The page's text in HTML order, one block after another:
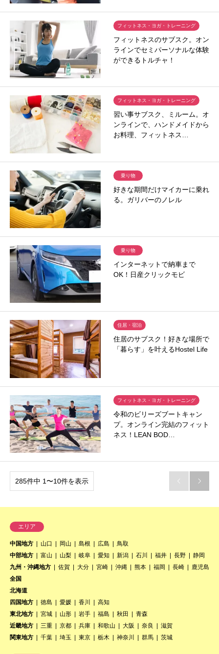
フィットネス・ヨガ・トレーニング
フィットネスのサブスク。オン
ラインでセミパーソナルな体験
ができるトルチャ！
フィットネス・ヨガ・トレーニング
習い事サブスク、ミルーム。オ
ンラインで、ハンドメイドから
お料理、フィットネス…
乗り物
好きな期間だけマイカーに乗れ
る。ガリバーのノレル
乗り物
インターネットで納車まで
OK！日産クリックモビ
住居・宿泊
住居のサブスク！好きな場所で
「暮らす」を叶えるHostel Life
フィットネス・ヨガ・トレーニング
令和のビリーズブートキャン
プ。オンライン完結のフィット
ネス！LEAN BOD…
285件中 1〜10件を表示  
エリア
中国地方 山口 岡山 島根 広島
鳥取
中部地方
富山 山梨 岐阜 愛知 新潟 石川 福井 長野
静岡
九州・沖縄地方
佐賀 大分 宮崎 沖縄 熊本 福岡 長崎
鹿児島
全国
北海道
四国地方
徳島 愛媛 香川
高知
東北地方
宮城 山形 岩手 福島 秋田
青森
近畿地方
三重 京都 兵庫 和歌山 大阪 奈良
滋賀
関東地方
千葉 埼玉 東京 栃木 神奈川 群馬 茨城